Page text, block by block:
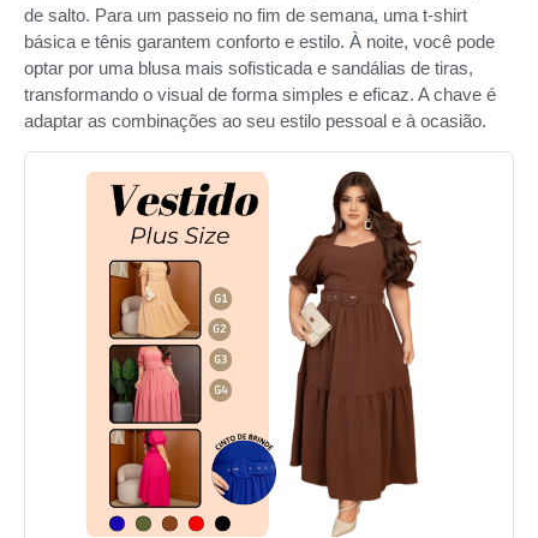
de salto. Para um passeio no fim de semana, uma t-shirt
básica e tênis garantem conforto e estilo. À noite, você pode
optar por uma blusa mais sofisticada e sandálias de tiras,
transformando o visual de forma simples e eficaz. A chave é
adaptar as combinações ao seu estilo pessoal e à ocasião.